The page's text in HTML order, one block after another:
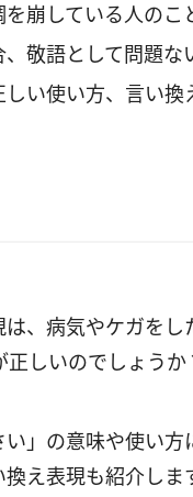
を崩している人の
、敬語として問題
しい使い方、言い
は、病気やケガを
しいのでしょうか
」の意味や使い
え表現も紹介しま